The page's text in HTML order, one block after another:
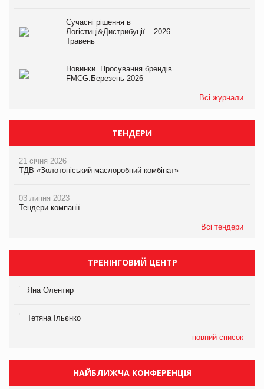
Сучасні рішення в
Логістиці&Дистрибуції – 2026.
Травень
Новинки. Просування брендів
FMCG.Березень 2026
Всі журнали
ТЕНДЕРИ
21 січня 2026
ТДВ «Золотоніський маслоробний комбінат»
03 липня 2023
Тендери компанії
Всі тендери
ТРЕНІНГОВИЙ ЦЕНТР
Яна Олентир
Тетяна Ільєнко
повний список
НАЙБЛИЖЧА КОНФЕРЕНЦІЯ